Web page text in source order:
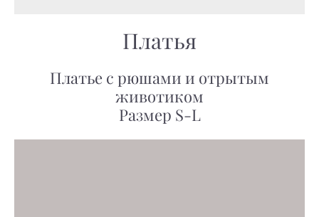
Платья
Платье с рюшами и отрытым
животиком
Размер S-L